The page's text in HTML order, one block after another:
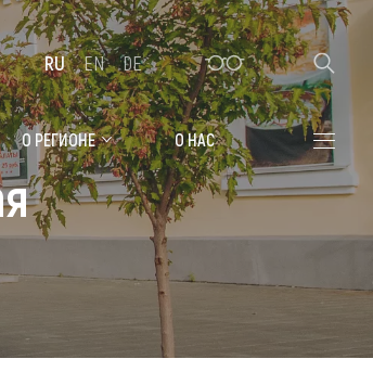
Алтайская зимовка
Где остановиться
Санатории
Гостиницы, отели
Коттеджи, базы
О РЕГИОНЕ О НАС
RU EN DE